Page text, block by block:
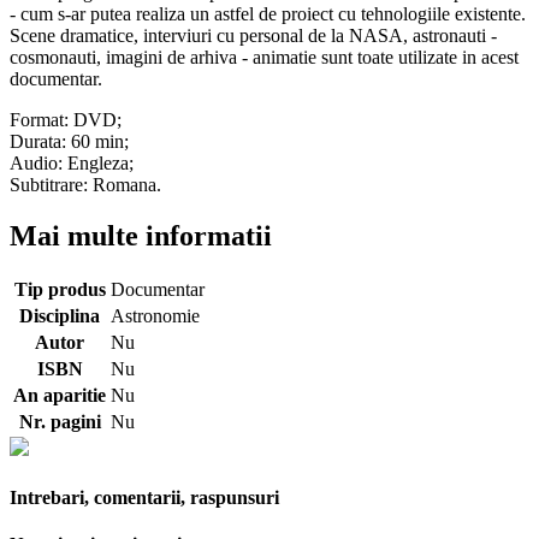
- cum s-ar putea realiza un astfel de proiect cu tehnologiile existente.
Scene dramatice, interviuri cu personal de la NASA, astronauti -
cosmonauti, imagini de arhiva - animatie sunt toate utilizate in acest
documentar.
Format: DVD;
Durata: 60 min;
Audio: Engleza;
Subtitrare: Romana.
Mai multe informatii
Tip produs Documentar
Disciplina Astronomie
Autor
Nu
ISBN
Nu
An aparitie Nu
Nr. pagini Nu
Intrebari, comentarii, raspunsuri